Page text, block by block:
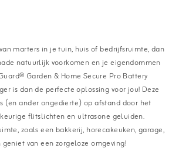
marters in je tuin, huis of bedrijfsruimte, dan
natuurlijk voorkomen en je eigendommen
Garden & Home Secure Pro Battery
is dan de perfecte oplossing voor jou! Deze
(en ander ongedierte) op afstand door het
flitslichten en ultrasone geluiden.
zoals een bakkerij, horecakeuken, garage,
van een zorgeloze omgeving!